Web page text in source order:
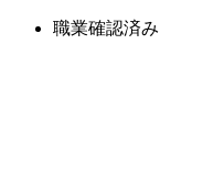
職業確認済み